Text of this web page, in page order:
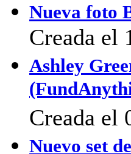
Nueva foto
Creada el
Ashley
Creada el
Nuevo set